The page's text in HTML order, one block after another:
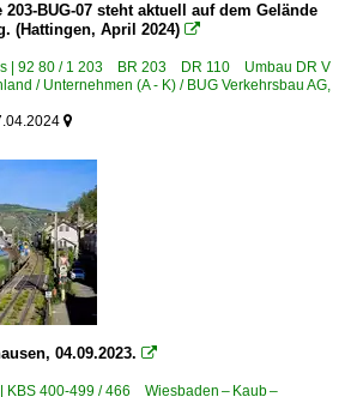
BUG-07 steht aktuell auf dem Gelände
(Hattingen, April 2024) 
| 92 80 / 1 203 BR 203 DR 110 Umbau DR V
/ Unternehmen (A - K) / BUG Verkehrsbau AG,

04.09.2023. 
KBS 400-499 / 466 Wiesbaden – Kaub –